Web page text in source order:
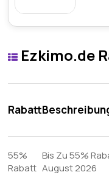
Ezkimo.de
Rabatt
55%
Rabatt
Bis Zu 55%
August 2026